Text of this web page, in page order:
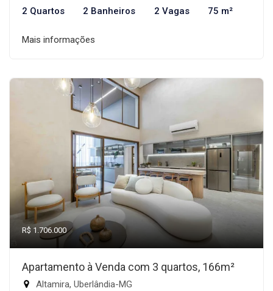
2 Quartos 2 Banheiros 2 Vagas 75 m²
Mais informações
R$ 1.706.000
Apartamento à Venda com 3 quartos, 166m²
Altamira, Uberlândia-MG